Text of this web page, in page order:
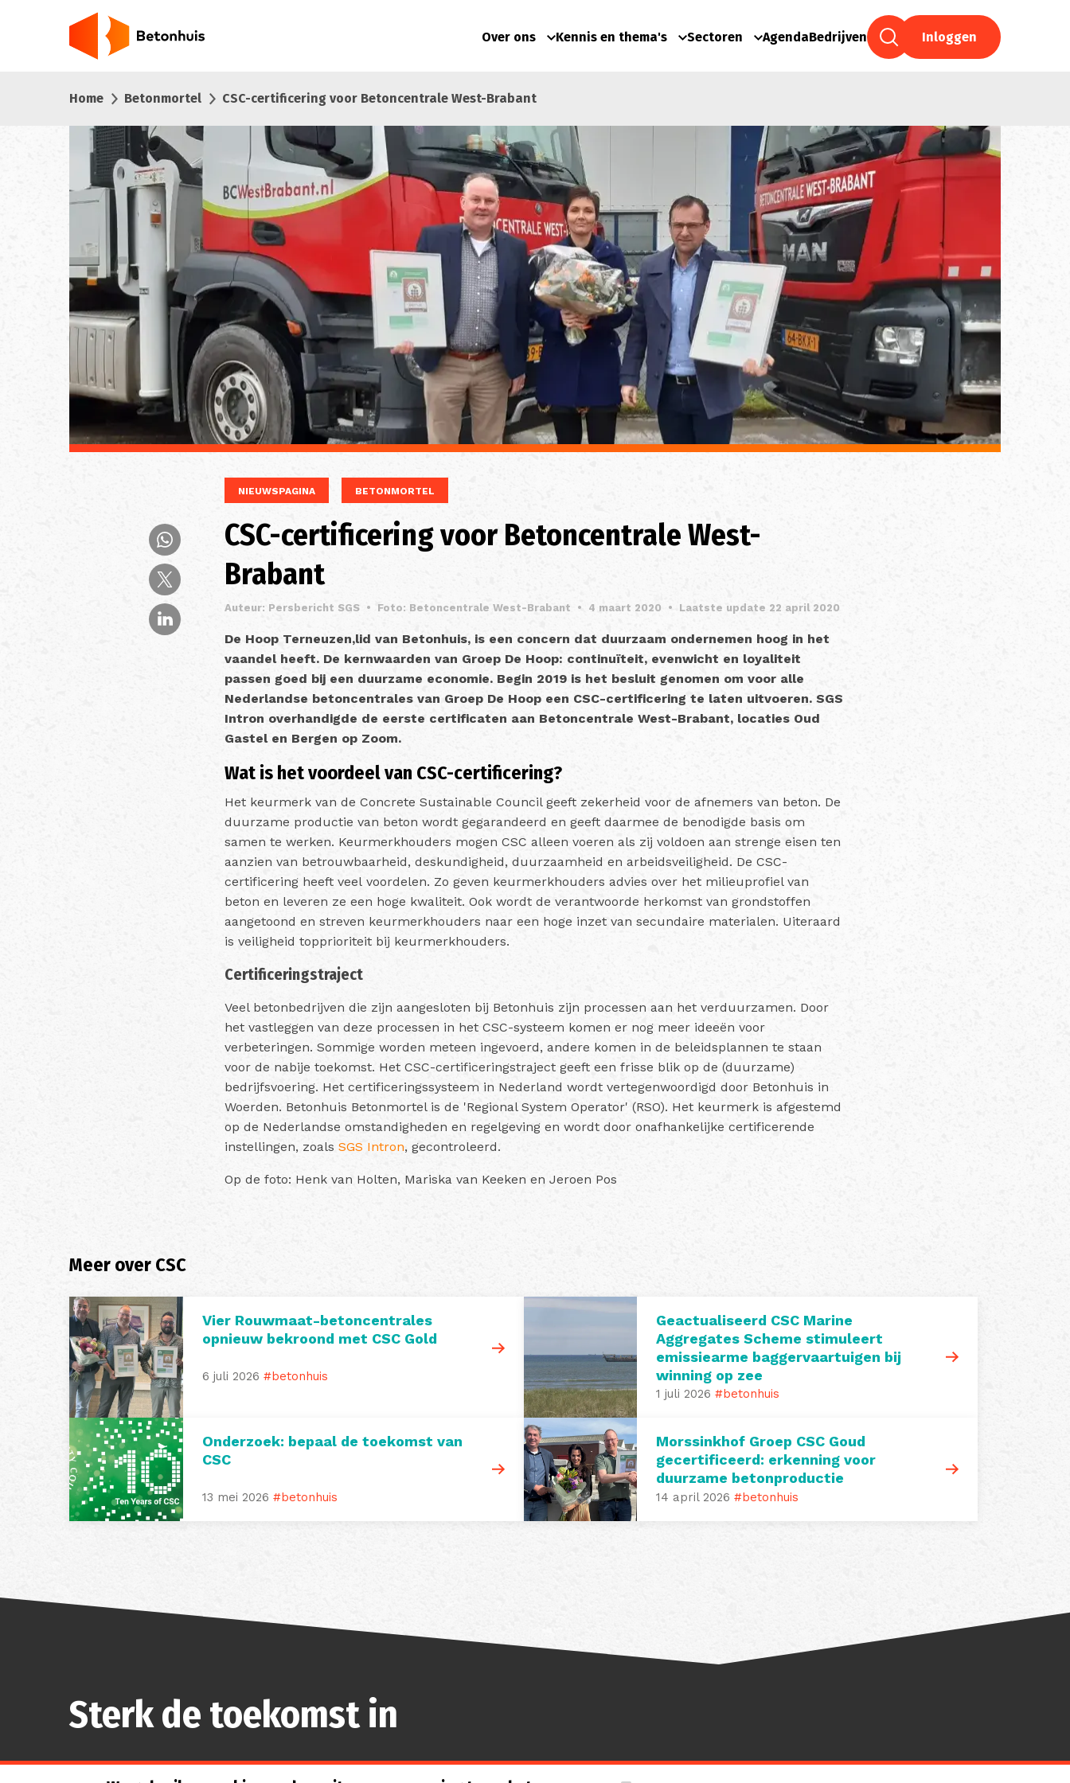
Over ons Kennis en thema's Sectoren AgendaBedrijven Inloggen
Home Betonmortel CSC-certificering voor Betoncentrale West-Brabant
NIEUWSPAGINA BETONMORTEL
CSC-certificering voor Betoncentrale West-
Brabant
Auteur: Persbericht SGS • Foto: Betoncentrale West-Brabant • 4 maart 2020 • Laatste update 22 april 2020
De Hoop Terneuzen,lid van Betonhuis, is een concern dat duurzaam ondernemen hoog in het
vaandel heeft. De kernwaarden van Groep De Hoop: continuïteit, evenwicht en loyaliteit
passen goed bij een duurzame economie. Begin 2019 is het besluit genomen om voor alle
Nederlandse betoncentrales van Groep De Hoop een CSC-certificering te laten uitvoeren. SGS
Intron overhandigde de eerste certificaten aan Betoncentrale West-Brabant, locaties Oud
Gastel en Bergen op Zoom.
Wat is het voordeel van CSC-certificering?
Het keurmerk van de Concrete Sustainable Council geeft zekerheid voor de afnemers van beton. De
duurzame productie van beton wordt gegarandeerd en geeft daarmee de benodigde basis om
samen te werken. Keurmerkhouders mogen CSC alleen voeren als zij voldoen aan strenge eisen ten
aanzien van betrouwbaarheid, deskundigheid, duurzaamheid en arbeidsveiligheid. De CSC-
certificering heeft veel voordelen. Zo geven keurmerkhouders advies over het milieuprofiel van
beton en leveren ze een hoge kwaliteit. Ook wordt de verantwoorde herkomst van grondstoffen
aangetoond en streven keurmerkhouders naar een hoge inzet van secundaire materialen. Uiteraard
is veiligheid topprioriteit bij keurmerkhouders.
Certificeringstraject
Veel betonbedrijven die zijn aangesloten bij Betonhuis zijn processen aan het verduurzamen. Door
het vastleggen van deze processen in het CSC-systeem komen er nog meer ideeën voor
verbeteringen. Sommige worden meteen ingevoerd, andere komen in de beleidsplannen te staan
voor de nabije toekomst. Het CSC-certificeringstraject geeft een frisse blik op de (duurzame)
bedrijfsvoering. Het certificeringssysteem in Nederland wordt vertegenwoordigd door Betonhuis in
Woerden. Betonhuis Betonmortel is de 'Regional System Operator' (RSO). Het keurmerk is afgestemd
op de Nederlandse omstandigheden en regelgeving en wordt door onafhankelijke certificerende
instellingen, zoals SGS Intron, gecontroleerd.
Op de foto: Henk van Holten, Mariska van Keeken en Jeroen Pos
Meer over CSC
Vier Rouwmaat-betoncentrales
opnieuw bekroond met CSC Gold
6 juli 2026 #betonhuis
Geactualiseerd CSC Marine
Aggregates Scheme stimuleert
emissiearme baggervaartuigen bij
winning op zee
1 juli 2026 #betonhuis
Onderzoek: bepaal de toekomst van
CSC
13 mei 2026 #betonhuis
Morssinkhof Groep CSC Goud
gecertificeerd: erkenning voor
duurzame betonproductie
14 april 2026 #betonhuis
Sterk de toekomst in